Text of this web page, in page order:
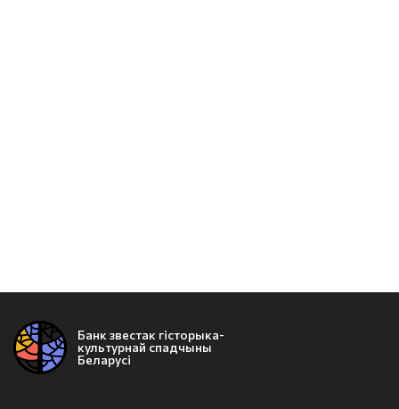
Банк звестак гісторыка-
культурнай спадчыны
Беларусі